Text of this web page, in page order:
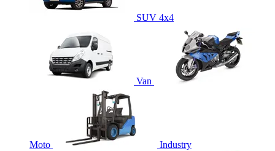
SUV 4x4
Van
Moto Industry